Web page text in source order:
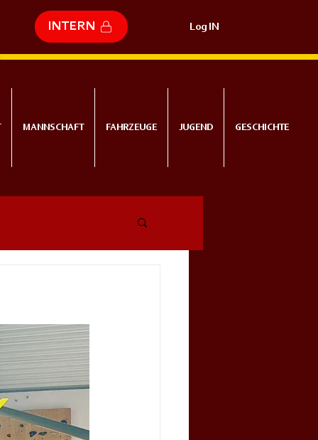
INTERN Log IN
MANNSCHAFT FAHRZEUGE JUGEND GESCHICHTE